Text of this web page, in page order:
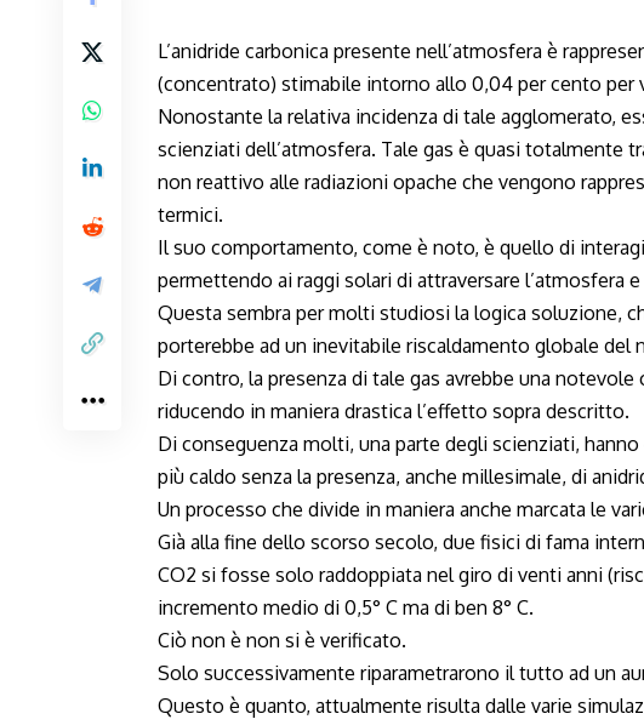
L’anidride carbonica presente nell’atmosfera è
(concentrato) stimabile intorno allo 0,04 per cento per
Nonostante la relativa incidenza di tale agglomerato,
scienziati dell’atmosfera. Tale gas è quasi totalmente
non reattivo alle radiazioni opache che vengono
termici.
Il suo comportamento, come è noto, è quello di
permettendo ai raggi solari di attraversare l’atmosfera
Questa sembra per molti studiosi la logica soluzione,
porterebbe ad un inevitabile riscaldamento globale del
Di contro, la presenza di tale gas avrebbe una
riducendo in maniera drastica l’effetto sopra descritto.
Di conseguenza molti, una parte degli scienziati,
più caldo senza la presenza, anche millesimale, di
Un processo che divide in maniera anche marcata le
Già alla fine dello scorso secolo, due fisici di fama
CO2 si fosse solo raddoppiata nel giro di venti anni
incremento medio di 0,5° C ma di ben 8° C.
Ciò non è non si è verificato.
Solo successivamente riparametrarono il tutto ad un
Questo è quanto, attualmente risulta dalle varie